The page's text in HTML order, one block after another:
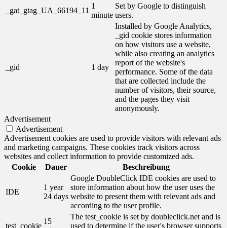
_gat_gtag_UA_66194_11
1
minute
Set by Google to distinguish
users.
_gid 1 day
Installed by Google Analytics,
_gid cookie stores information
on how visitors use a website,
while also creating an analytics
report of the website's
performance. Some of the data
that are collected include the
number of visitors, their source,
and the pages they visit
anonymously.
Advertisement
Advertisement
Advertisement cookies are used to provide visitors with relevant ads
and marketing campaigns. These cookies track visitors across
websites and collect information to provide customized ads.
Cookie
Dauer Beschreibung
IDE
1 year
24 days
Google DoubleClick IDE cookies are used to
store information about how the user uses the
website to present them with relevant ads and
according to the user profile.
test_cookie
15
The test_cookie is set by doubleclick.net and is
used to determine if the user's browser supports